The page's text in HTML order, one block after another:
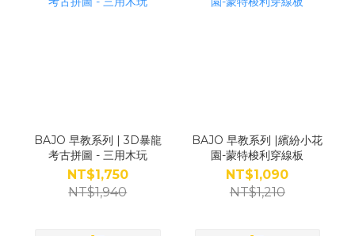
BAJO 早教系列 | 3D暴龍
考古拼圖 - 三用木玩
NT$1,750
NT$1,940
BAJO 早教系列 |繽紛小花
園-蒙特梭利穿線板
NT$1,090
NT$1,210